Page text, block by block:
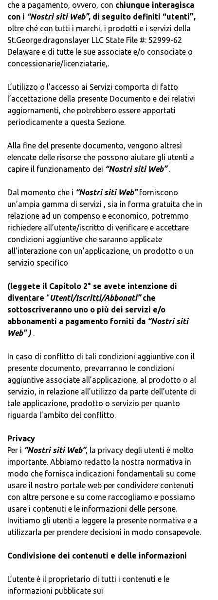
che a pagamento, ovvero, con chiunque interagisca
con i “Nostri siti Web”, di seguito definiti “utenti”,
oltre ché con tutti i marchi, i prodotti e i servizi della
St.George.dragonslayer LLC State File #: 52999-62
Delaware e di tutte le sue associate e/o consociate o
concessionarie/licenziatarie,.
L’utilizzo o l’accesso ai Servizi comporta di fatto
l’accettazione della presente Documento e dei relativi
aggiornamenti, che potrebbero essere apportati
periodicamente a questa Sezione.
Alla fine del presente documento, vengono altresì
elencate delle risorse che possono aiutare gli utenti a
capire il funzionamento dei “Nostri siti Web”.
Dal momento che i “Nostri siti Web”forniscono
un’ampia gamma di servizi , sia in forma gratuita che in
relazione ad un compenso e economico, potremmo
richiedere all’utente/iscritto di verificare e accettare
condizioni aggiuntive che saranno applicate
all’interazione con un’applicazione, un prodotto o un
servizio specifico
(leggete il Capitolo 2° se avete intenzione di
diventare “Utenti/Iscritti/Abbonati”che
sottoscriveranno uno o più dei servizi e/o
abbonamenti a pagamento forniti da “Nostri siti
Web” ) .
In caso di conflitto di tali condizioni aggiuntive con il
presente documento, prevarranno le condizioni
aggiuntive associate all’applicazione, al prodotto o al
servizio, in relazione all’utilizzo da parte dell’utente di
tale applicazione, prodotto o servizio per quanto
riguarda l’ambito del conflitto.
Privacy
Per i “Nostri siti Web”, la privacy degli utenti è molto
importante. Abbiamo redatto la nostra normativa in
modo che fornisca indicazioni fondamentali su come
usare il nostro portale web per condividere contenuti
con altre persone e su come raccogliamo e possiamo
usare i contenuti e le informazioni delle persone.
Invitiamo gli utenti a leggere la presente normativa e a
utilizzarla per prendere decisioni in modo consapevole.
Condivisione dei contenuti e delle informazioni
L’utente è il proprietario di tutti i contenuti e le
informazioni pubblicate sui